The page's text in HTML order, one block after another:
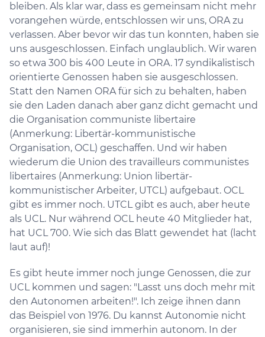
bleiben. Als klar war, dass es gemeinsam nicht mehr
vorangehen würde, entschlossen wir uns, ORA zu
verlassen. Aber bevor wir das tun konnten, haben sie
uns ausgeschlossen. Einfach unglaublich. Wir waren
so etwa 300 bis 400 Leute in ORA. 17 syndikalistisch
orientierte Genossen haben sie ausgeschlossen.
Statt den Namen ORA für sich zu behalten, haben
sie den Laden danach aber ganz dicht gemacht und
die Organisation communiste libertaire
(Anmerkung: Libertär-kommunistische
Organisation, OCL) geschaffen. Und wir haben
wiederum die Union des travailleurs communistes
libertaires (Anmerkung: Union libertär-
kommunistischer Arbeiter, UTCL) aufgebaut. OCL
gibt es immer noch. UTCL gibt es auch, aber heute
als UCL. Nur während OCL heute 40 Mitglieder hat,
hat UCL 700. Wie sich das Blatt gewendet hat (lacht
laut auf)!
Es gibt heute immer noch junge Genossen, die zur
UCL kommen und sagen: "Lasst uns doch mehr mit
den Autonomen arbeiten!". Ich zeige ihnen dann
das Beispiel von 1976. Du kannst Autonomie nicht
organisieren, sie sind immerhin autonom. In der